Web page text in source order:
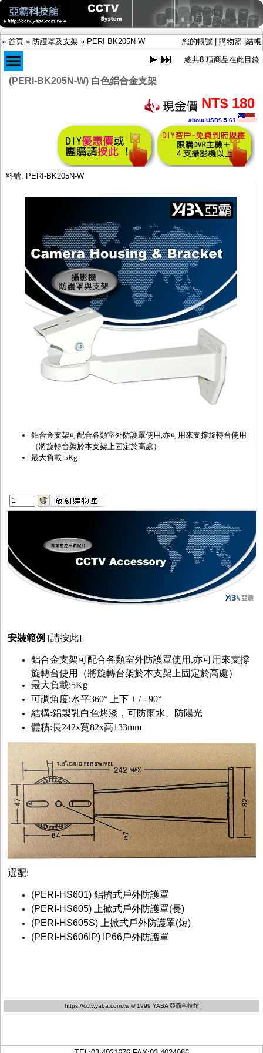
» 首頁 » 防護罩及支架 » PERI-BK205N-W 您的帳號 購物籃 結帳
AHD DVR數位錄放影機
AHD半球型(適用屋內)
AHD中小型紅外線攝影機(適用騎樓、室內外)
AHD防護罩型攝影機(適用屋外，紅外線照射
距離遠）
投光設備
防護罩及支架
多路攝影機單軸傳輸
監聽器.麥克風
網路設備
視訊轉換設備
雙絞線傳輸器
雜訊改善器
分配放大器
網路線用水晶頭
懶人線.同軸線.花線
線頭.插座.延長線.HDMI線
集線盒.防水盒.配線盒
電腦工業機殼
客訂商品
總共8 項商品在此目錄
(PERI-BK205N-W) 白色鋁合金支架
NT$ 180
about USD$ 5.61
料號: PERI-BK205N-W
鋁合金支架可配合各類室外防護罩使用,亦可用來支撐旋轉台使用
（將旋轉台架於本支架上固定於高處）
最大負載:5Kg
安裝範例 [請按此]
鋁合金支架可配合各類室外防護罩使用,亦可用來支撐
旋轉台使用（將旋轉台架於本支架上固定於高處）
最大負載:5Kg
可調角度:水平360° 上下 + / - 90°
結構:鋁製乳白色烤漆，可防雨水、防陽光
體積:長242x寬82x高133mm
選配:
(PERI-HS601) 鋁擠式戶外防護罩
(PERI-HS605) 上掀式戶外防護罩(長)
(PERI-HS605S) 上掀式戶外防護罩(短)
(PERI-HS606IP) IP66戶外防護罩
https://cctv.yaba.com.tw © 1999 YABA 亞霸科技館